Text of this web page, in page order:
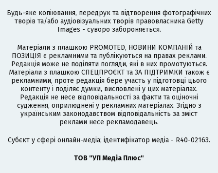
Будь-яке копіювання, передрук та відтворення фотографічних
творів та/або аудіовізуальних творів правовласника Getty
Images - суворо забороняється.
Матеріали з плашкою PROMOTED, НОВИНИ КОМПАНІЙ та
ПОЗИЦІЯ є рекламними та публікуються на правах реклами.
Редакція може не поділяти погляди, які в них промотуються.
Матеріали з плашкою СПЕЦПРОЄКТ та ЗА ПІДТРИМКИ також є
рекламними, проте редакція бере участь у підготовці цього
контенту і поділяє думки, висловлені у цих матеріалах.
Редакція не несе відповідальності за факти та оціночні
судження, оприлюднені у рекламних матеріалах. Згідно з
українським законодавством відповідальність за зміст
реклами несе рекламодавець.
Cубєкт у сфері онлайн-медіа; ідентифікатор медіа - R40-02163.
ТОВ "УП Медіа Плюс"